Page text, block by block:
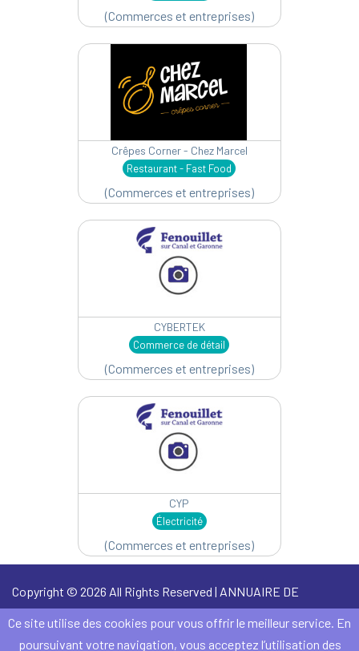
(Commerces et entreprises)
Crêpes Corner - Chez Marcel
Restaurant - Fast Food
(Commerces et entreprises)
CYBERTEK
Commerce de détail
(Commerces et entreprises)
CYP
Électricité
(Commerces et entreprises)
Copyright © 2026 All Rights Reserved | ANNUAIRE DE
FENOUILLET -Mentions Légales
Ce site utilise des cookies pour vous offrir le meilleur service. En
poursuivant votre navigation, vous acceptez l’utilisation des